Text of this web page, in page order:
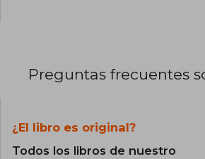
Preguntas frecuentes
¿El libro es original?
Todos los libros de nuestro